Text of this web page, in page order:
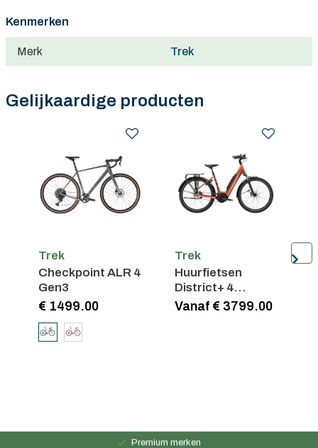
Kenmerken
Merk Trek
Gelijkaardige producten
Trek
Checkpoint ALR 4
Gen3
€ 1499.00
Trek
Huurfietsen
District+ 4
Lowstep
Vanaf € 3799.00
Premium merken